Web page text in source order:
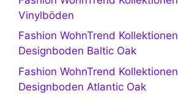
Vinylböden
Fashion WohnTrend Kollektionen
Designboden Baltic Oak
Fashion WohnTrend Kollektionen
Designboden Atlantic Oak